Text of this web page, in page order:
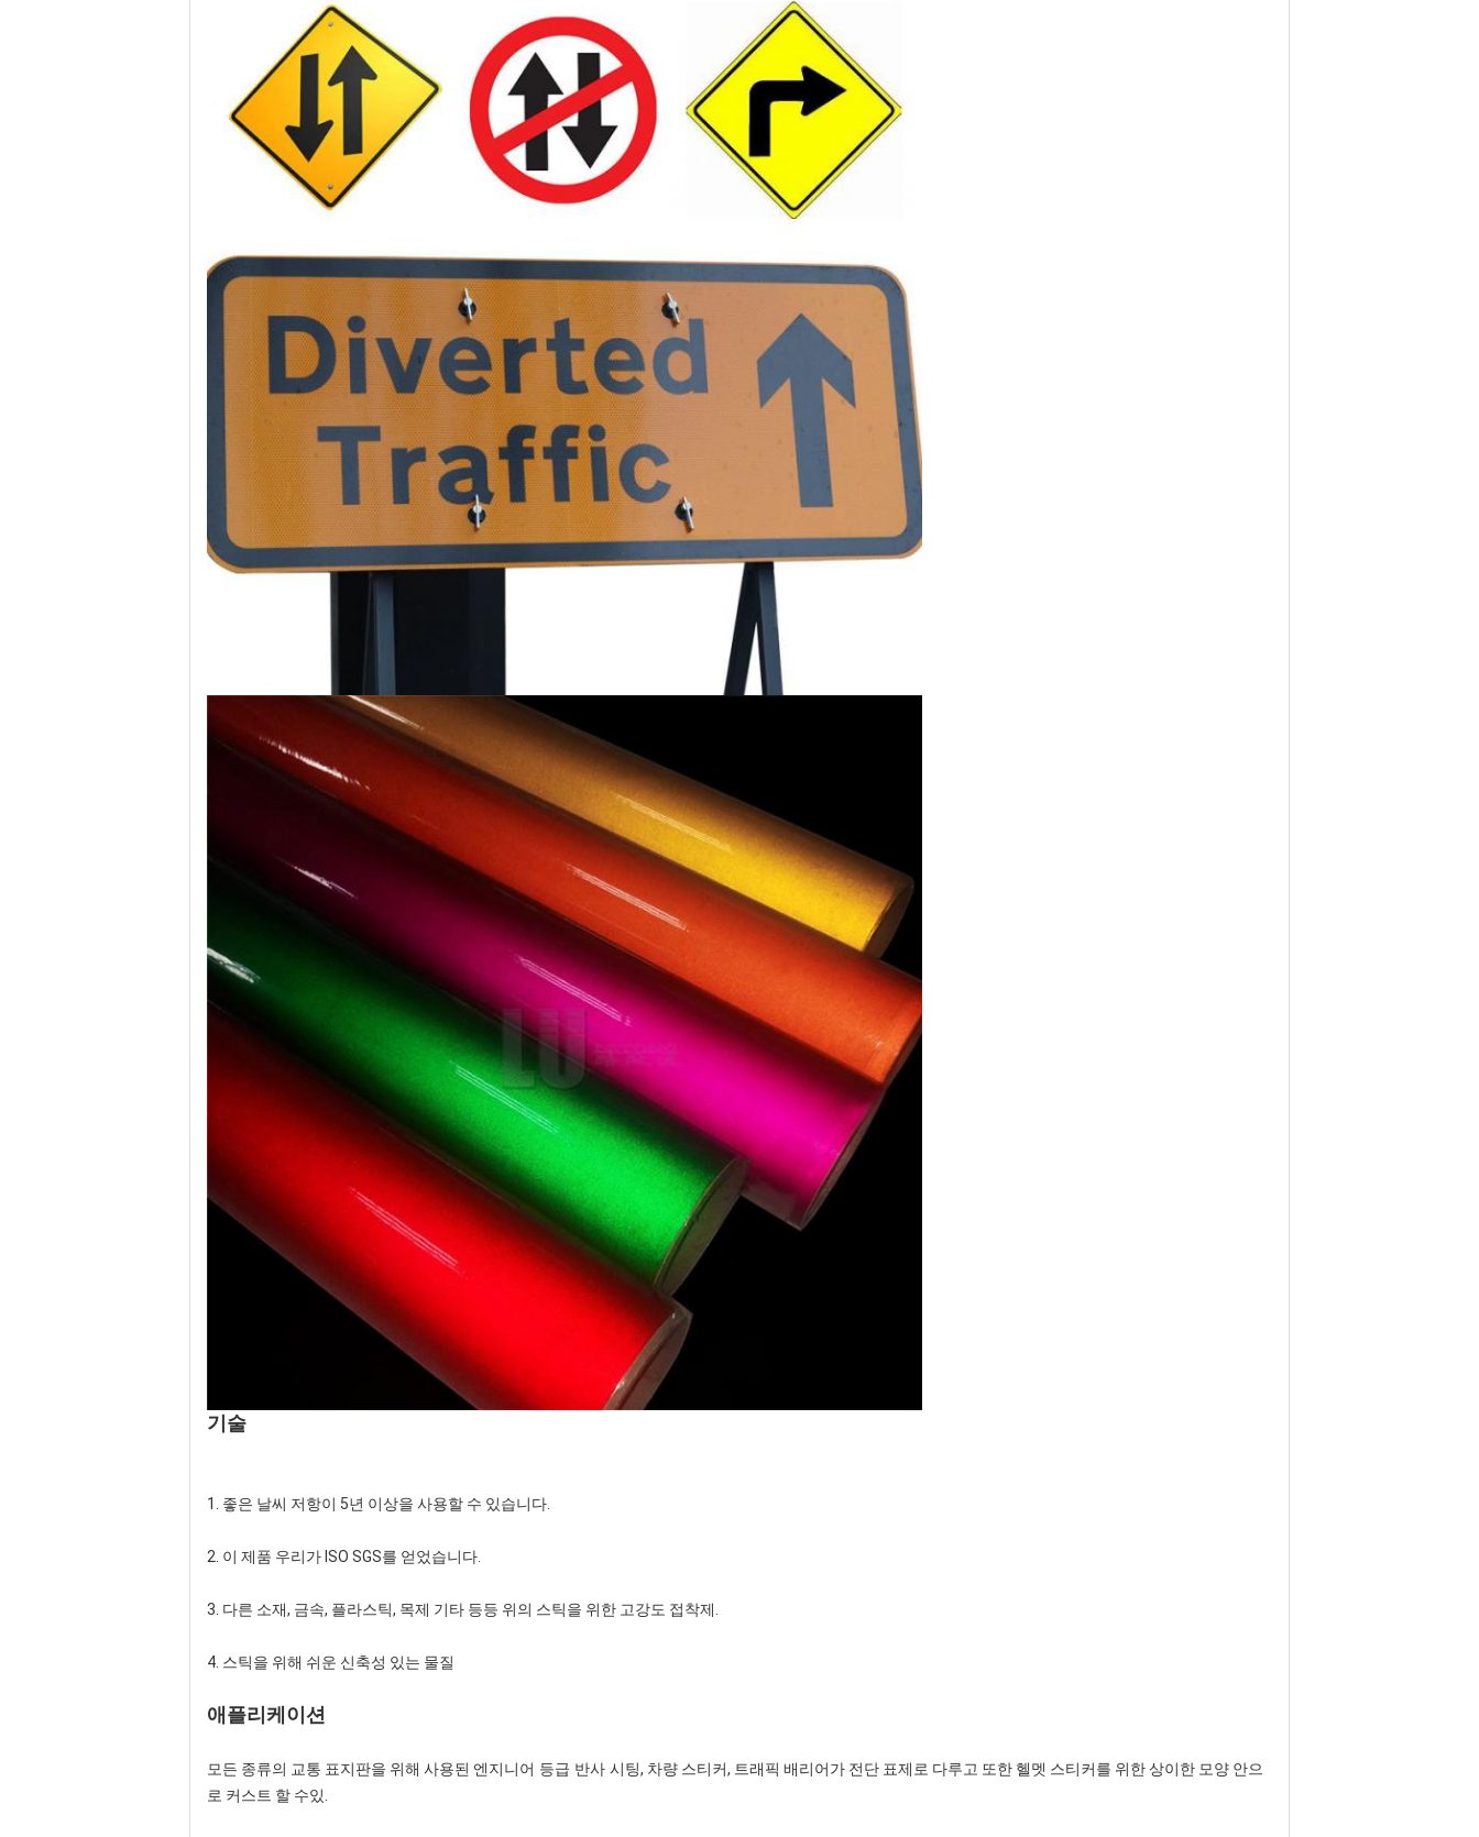
기술
1. 좋은 날씨 저항이 5년 이상을 사용할 수 있습니다.
2. 이 제품 우리가 ISO SGS를 얻었습니다.
3. 다른 소재, 금속, 플라스틱, 목제 기타 등등 위의 스틱을 위한 고강도 접착제.
4. 스틱을 위해 쉬운 신축성 있는 물질
애플리케이션
모든 종류의 교통 표지판을 위해 사용된 엔지니어 등급 반사 시팅, 차량 스티커, 트래픽 배리어가 전단 표제로 다루고 또한 헬멧 스티커를 위한 상이한 모양 안으
로 커스트 할 수있.